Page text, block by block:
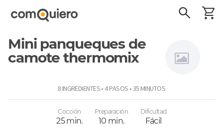
Mini panqueques de
camote thermomix
8 INGREDIENTES • 4 PASOS • 35 MINUTOS
Cocción
25 min.
Preparación
10 min.
Dificultad
Fácil